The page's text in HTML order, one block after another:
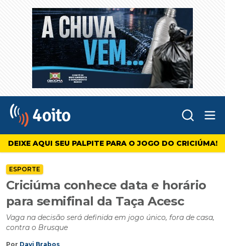
4oito
DEIXE AQUI SEU PALPITE PARA O JOGO DO CRICIÚMA!
ESPORTE
Criciúma conhece data e horário
para semifinal da Taça Acesc
Vaga na decisão será definida em jogo único, fora de casa,
contra o Brusque
Por Davi Brabos